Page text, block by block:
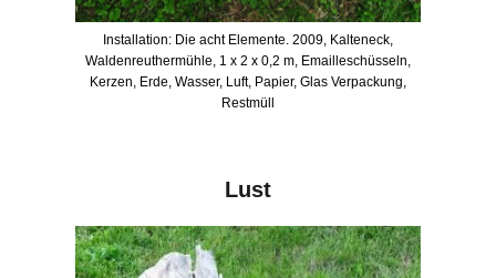
Installation: Die acht Elemente. 2009, Kalteneck,
Waldenreuthermühle, 1 x 2 x 0,2 m, Emailleschüsseln,
Kerzen, Erde, Wasser, Luft, Papier, Glas Verpackung,
Restmüll
Lust